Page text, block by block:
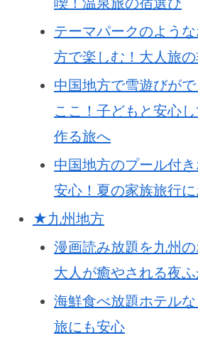
テーマパークのよう
方で楽しむ！大人旅
中国地方で雪遊びが
ここ！子どもと安心
作る旅へ
中国地方のプール付
安心！夏の家族旅行
★九州地方
漫画読み放題を九州の
大人が癒やされる夜
海鮮食べ放題ホテル
旅にも安心